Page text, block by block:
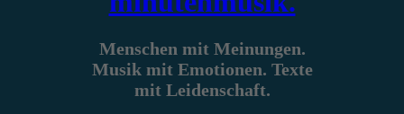
Menschen mit Meinungen.
Musik mit Emotionen. Texte
mit Leidenschaft.